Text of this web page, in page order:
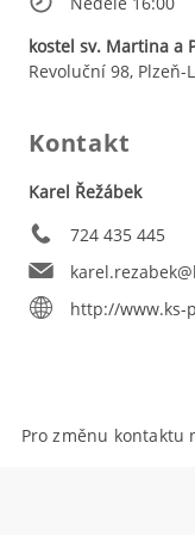
kostel sv. Martina a
Revoluční 98, Plzeň-
Kontakt
Karel Řežábek
724 435 445
http://www.ks-
Pro změnu kontaktu